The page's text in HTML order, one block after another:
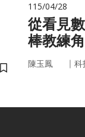
儲存書籤
115/04/28
從看見
棒教練
陳玉鳳 ｜ 科